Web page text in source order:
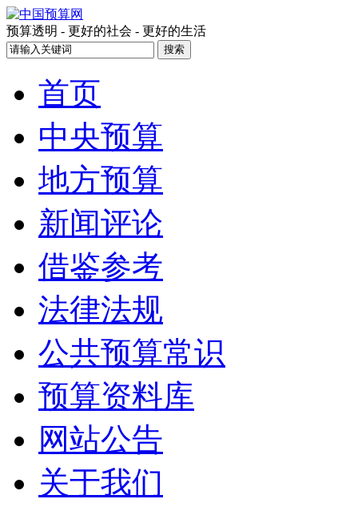
预算透明 - 更好的社会 - 更好的生活
首页
中央预算
地方预算
新闻评论
借鉴参考
法律法规
公共预算常识
预算资料库
网站公告
关于我们